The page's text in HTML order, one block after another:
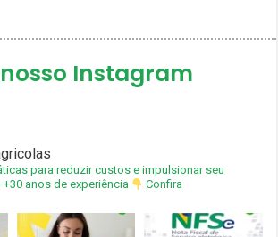
Instagram
para reduzir custos e impulsionar seu
+30 anos de experiência Confira